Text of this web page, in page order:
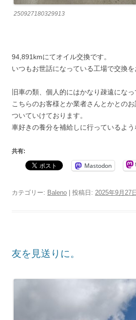
250927180329913
94,891kmにてオイル交換です。
いつもお世話になっている工場で交換を
旧車の類、個人的にはかなり疎遠になっ
こちらのお客様とか業者さんとかとの
ついていけております。
車好きの養分を補給しに行っているよう
共有:
Mastodon
カテゴリー: Baleno | 投稿日: 2025年9月27日
友を見送りに。